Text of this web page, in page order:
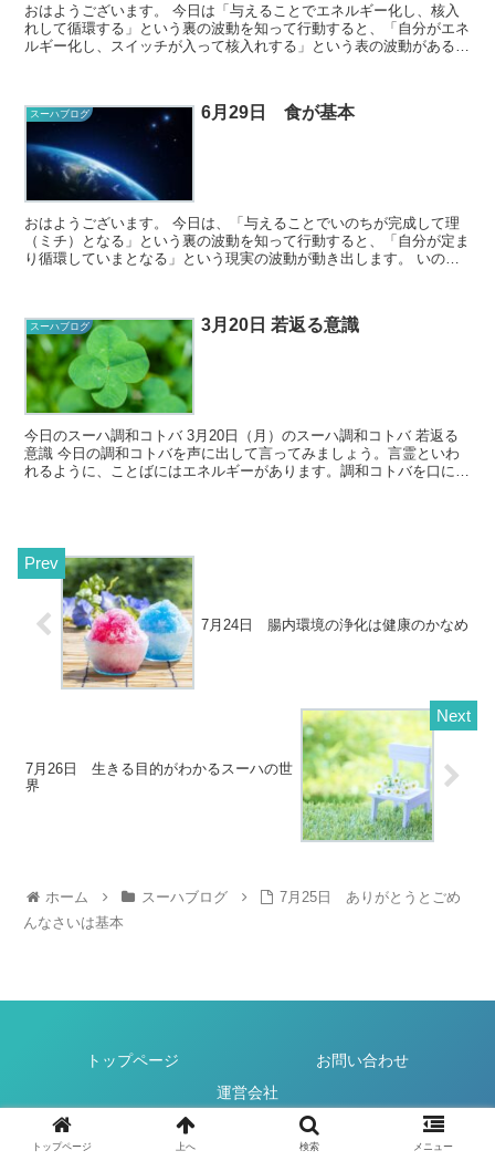
おはようございます。 今日は「与えることでエネルギー化し、核入
れして循環する」という裏の波動を知って行動すると、「自分がエネ
ルギー化し、スイッチが入って核入れする」という表の波動がある一
スーハブログ 6月29日 食が基本
おはようございます。 今日は、「与えることでいのちが完成して理
（ミチ）となる」という裏の波動を知って行動すると、「自分が定ま
り循環していまとなる」という現実の波動が動き出します。 いのち
スーハブログ 3月20日 若返る意識
今日のスーハ調和コトバ 3月20日（月）のスーハ調和コトバ 若返る
意識 今日の調和コトバを声に出して言ってみましょう。言霊といわ
れるように、ことばにはエネルギーがあります。調和コトバを口に出
7月24日 腸内環境の浄化は健康のかなめ
7月26日 生きる目的がわかるスーハの世
界
ホーム スーハブログ
7月25日 ありがとうとごめ
んなさいは基本
トップページ
お問い合わせ
運営会社
© 2022 スーハ produced by Total health design.
トップページ 上へ 検索 メニュー